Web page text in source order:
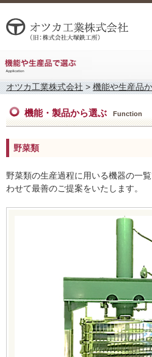
オツカ工業株式会社 > 機能や生産品
機能・製品から選ぶ Function
野菜類
野菜類の生産過程に用いる機器の一
わせて最善のご提案をいたします。